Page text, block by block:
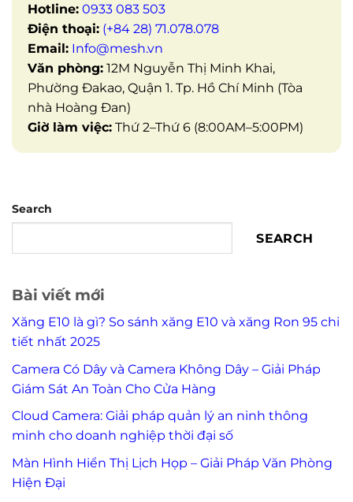
Hotline: 0933 083 503
Điện thoại: (+84 28) 71.078.078
Email: Info@mesh.vn
Văn phòng: 12M Nguyễn Thị Minh Khai,
Phường Đakao, Quận 1. Tp. Hồ Chí Minh (Tòa
nhà Hoàng Đan)
Giờ làm việc: Thứ 2–Thứ 6 (8:00AM–5:00PM)
Search
SEARCH
Bài viết mới
Xăng E10 là gì? So sánh xăng E10 và xăng Ron 95 chi
tiết nhất 2025
Camera Có Dây và Camera Không Dây – Giải Pháp
Giám Sát An Toàn Cho Cửa Hàng
Cloud Camera: Giải pháp quản lý an ninh thông
minh cho doanh nghiệp thời đại số
Màn Hình Hiển Thị Lịch Họp – Giải Pháp Văn Phòng
Hiện Đại